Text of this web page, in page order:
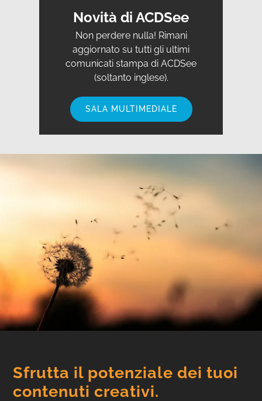
Novità di ACDSee
Non perdere nulla! Rimani
aggiornato su tutti gli ultimi
comunicati stampa di ACDSee
(soltanto inglese).
SALA MULTIMEDIALE
Sfrutta il potenziale dei tuoi
contenuti creativi.